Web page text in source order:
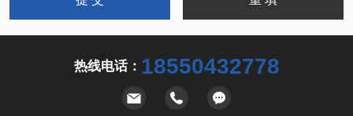
热线电话： 18550432778